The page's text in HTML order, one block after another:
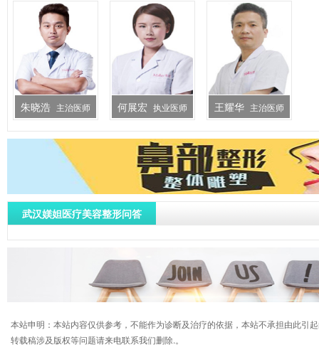
朱晓浩 主治医师 何展宏 执业医师 王耀华 主治医师
武汉媄妲医疗美容整形问答
本站申明：本站内容仅供参考，不能作为诊断及治疗的依据，本站不承担由此引
转载稿涉及版权等问题请来电联系我们删除.。